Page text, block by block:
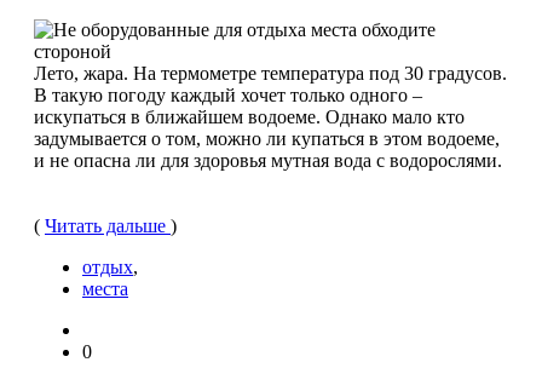
Лето, жара. На термометре температура под 30 градусов.
В такую погоду каждый хочет только одного –
искупаться в ближайшем водоеме. Однако мало кто
задумывается о том, можно ли купаться в этом водоеме,
и не опасна ли для здоровья мутная вода с водорослями.
( Читать дальше )
отдых,
места
0